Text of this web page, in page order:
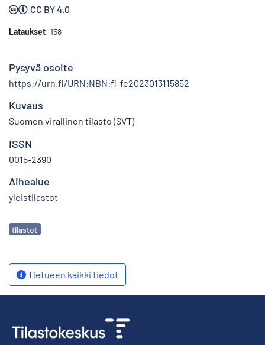
CC BY 4.0
Lataukset 158
Pysyvä osoite
https://urn.fi/URN:NBN:fi-fe2023013115852
Kuvaus
Suomen virallinen tilasto (SVT)
ISSN
0015-2390
Aihealue
yleistilastot
Avainsanat
tilastot
Tietueen kaikki tiedot